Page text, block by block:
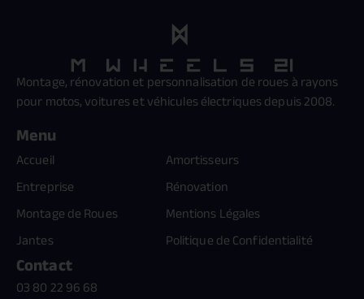
Montage, rénovation et personnalisation de roues à rayons
pour motos, voitures et véhicules électriques depuis 2008.
Menu
Accueil
Entreprise
Montage de Roues
Jantes
Amortisseurs
Rénovation
Mentions Légales
Politique de Confidentialité
Contact
03 80 22 96 68